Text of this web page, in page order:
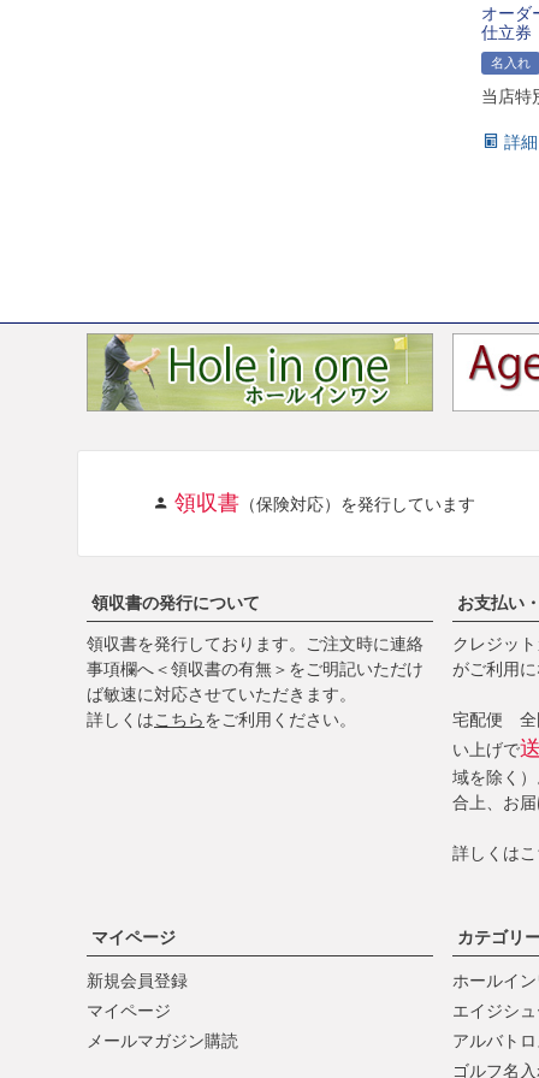
オーダ
仕立券
名入れ
当店特
詳
領収書 （保険対応）を発行しています
領収書の発行について
領収書を発行しております。ご注文時に連絡
事項欄へ＜領収書の有無＞をご明記いただけ
ば敏速に対応させていただきます。
詳しくはこちらをご利用ください。
お支払い
クレジッ
がご利用
宅配便 全
い上げで
域を除く
合上、お
詳しくは
マイページ
新規会員登録
マイページ
メールマガジン購読
カテゴリ
ホールイ
エイジシ
アルバト
ゴルフ名